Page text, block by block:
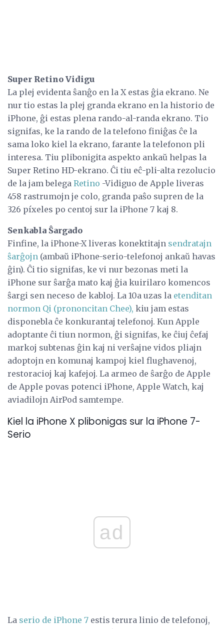
Super Retino Vidigu
La plej evidenta ŝanĝo en la X estas ĝia ekrano. Ne
nur tio estas la plej granda ekrano en la historio de
iPhone, ĝi estas plena rando-al-randa ekrano. Tio
signifas, ke la rando de la telefono finiĝas ĉe la
sama loko kiel la ekrano, farante la telefonon pli
interesa. Tiu plibonigita aspekto ankaŭ helpas la
Super Retino HD-ekrano. Ĉi tiu eĉ-pli-alta rezolucio
de la jam belega Retino -Vidiguo de Apple liveras
458 rastrumojn je colo, granda paŝo supren de la
326 píxeles po centoj sur la iPhone 7 kaj 8.
Senkabla Ŝargado
Finfine, la iPhone-X liveras konektitajn sendratajn
ŝarĝojn (ambaŭ iPhone-serio-telefonoj ankaŭ havas
ĝin). Ĉi tio signifas, ke vi nur bezonas meti la
iPhone sur ŝarĝa mato kaj ĝia kuirilaro komencos
ŝargi sen neceso de kabloj. La 10a uzas la etenditan
normon Qi (prononcitan Chee), kiu jam estas
disponebla ĉe konkurantaj telefonoj. Kun Apple
adoptante ĉi tiun normon, ĝi signifas, ke ĉiuj ĉefaj
markoj subtenas ĝin kaj ni verŝajne vidos pliajn
adoptojn en komunaj kampoj kiel flughavenoj,
restoracioj kaj kafejoj. La armeo de ŝarĝo de Apple
de Apple povas potenci iPhone, Apple Watch, kaj
aviadilojn AirPod samtempe.
Kiel la iPhone X plibonigas sur la iPhone 7-
Serio
ad
La serio de iPhone 7 estis terura linio de telefonoj,